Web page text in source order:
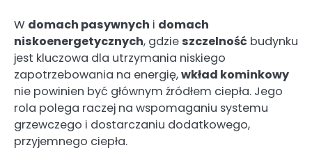
W domach pasywnych i domach
niskoenergetycznych, gdzie szczelność budynku
jest kluczowa dla utrzymania niskiego
zapotrzebowania na energię,wkład kominkowy
nie powinien być głównym źródłem ciepła. Jego
rola polega raczej na wspomaganiu systemu
grzewczego i dostarczaniu dodatkowego,
przyjemnego ciepła.